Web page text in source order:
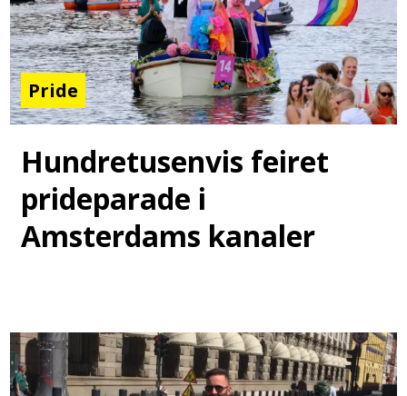
Pride
Hundretusenvis feiret
prideparade i
Amsterdams kanaler